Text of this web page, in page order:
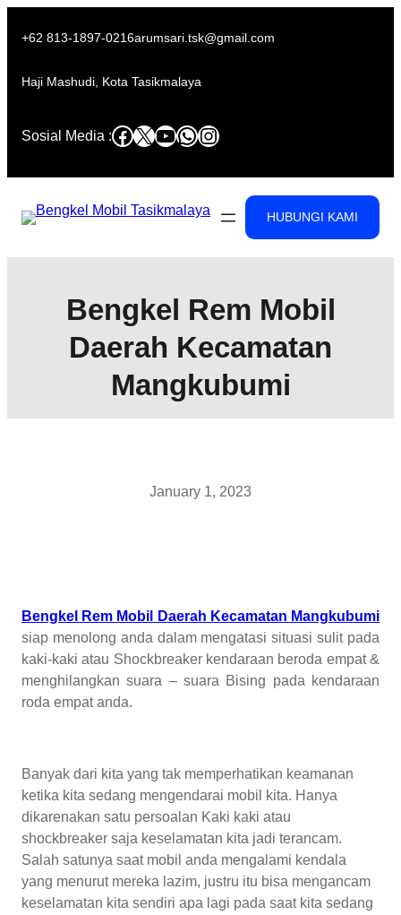
+62 813-1897-0216arumsari.tsk@gmail.com
Haji Mashudi, Kota Tasikmalaya
Sosial Media :Facebook
X YouTube
WhatsApp
Instagram
HUBUNGI KAMI
Bengkel Rem Mobil
Daerah Kecamatan
Mangkubumi
January 1, 2023
Bengkel Rem Mobil Daerah Kecamatan Mangkubumi
siap menolong anda dalam mengatasi situasi sulit pada
kaki-kaki atau Shockbreaker kendaraan beroda empat &
menghilangkan suara – suara Bising pada kendaraan
roda empat anda.
Banyak dari kita yang tak memperhatikan keamanan
ketika kita sedang mengendarai mobil kita. Hanya
dikarenakan satu persoalan Kaki kaki atau
shockbreaker saja keselamatan kita jadi terancam.
Salah satunya saat mobil anda mengalami kendala
yang menurut mereka lazim, justru itu bisa mengancam
keselamatan kita sendiri apa lagi pada saat kita sedang